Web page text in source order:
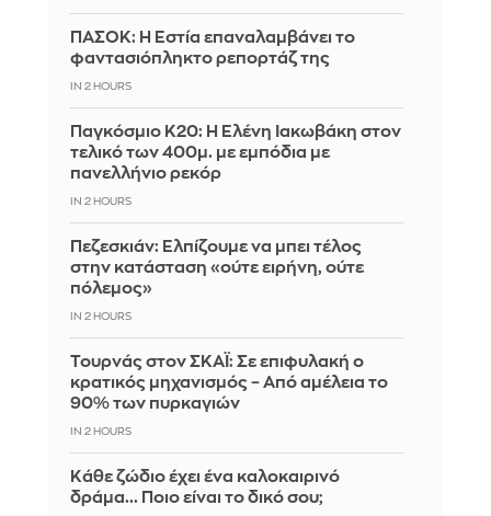
ΠΑΣΟΚ: Η Εστία επαναλαμβάνει το
φαντασιόπληκτο ρεπορτάζ της
IN 2 HOURS
Παγκόσμιο Κ20: Η Ελένη Ιακωβάκη στον
τελικό των 400μ. με εμπόδια με
πανελλήνιο ρεκόρ
IN 2 HOURS
Πεζεσκιάν: Ελπίζουμε να μπει τέλος
στην κατάσταση «ούτε ειρήνη, ούτε
πόλεμος»
IN 2 HOURS
Τουρνάς στον ΣΚΑΪ: Σε επιφυλακή ο
κρατικός μηχανισμός – Από αμέλεια το
90% των πυρκαγιών
IN 2 HOURS
Κάθε ζώδιο έχει ένα καλοκαιρινό
δράμα... Ποιο είναι το δικό σου;